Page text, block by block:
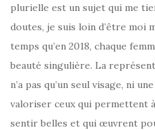
plurielle est un sujet qui me
doutes, je suis loin d’être moi
temps qu’en 2018, chaque
beauté singulière. La
n’a pas qu’un seul visage, ni
valoriser ceux qui permettent
sentir belles et qui œuvrent